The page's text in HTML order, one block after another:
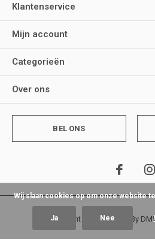
Klantenservice
Mijn account
Categorieën
Over ons
BEL ONS
© Copyright - Theme By
Wij slaan cookies op om onze website
Ja Nee